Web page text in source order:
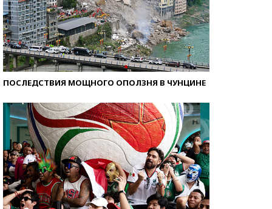
ПОСЛЕДСТВИЯ МОЩНОГО ОПОЛЗНЯ В ЧУНЦИНЕ